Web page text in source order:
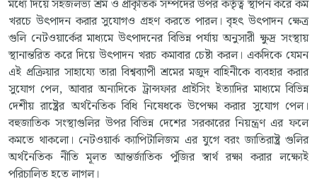
মধ্যে দিয়ে সহজলভ্য শ্রম ও প্রাকৃতিক সম্পদের উপর কর্তৃত্ব স্থাপন করে কম
খরচে উৎপাদন করার সুযোগও গ্রহণ করতে পারল। বৃহৎ উৎপাদন ক্ষেত্র
গুলি নেটওয়ার্কের মাধ্যমে উৎপাদনের বিভিন্ন পর্যায় অনুসারী ক্ষুদ্র সংস্থায়
স্থানান্তরিত করে দিয়ে উৎপাদন খরচ কমাবার চেষ্টা করল। একদিকে যেমন
এই প্রক্রিয়ার সাহায্যে তারা বিশ্বব্যাপী শ্রমের মজুদ বাহিনীকে ব্যবহার করার
সুযোগ পেল, আবার অন্যদিকে ট্রান্সফার প্রাইসিং ইত্যাদির মাধ্যমে বিভিন্ন
দেশীয় রাষ্ট্রের অর্থনৈতিক বিধি নিষেধকে উপেক্ষা করার সুযোগ পেল।
বহুজাতিক সংস্থাগুলির উপর বিভিন্ন দেশের সরকারের নিয়ন্ত্রণ এর ফলে
কমতে থাকলো। নেটওয়ার্ক ক্যাপিটালিজম এর যুগে বরং জাতিরাষ্ট্র গুলির
অর্থনৈতিক নীতি মূলত আন্তর্জাতিক পুঁজির স্বার্থ রক্ষা করার লক্ষ্যেই
পরিচালিত হতে লাগল।